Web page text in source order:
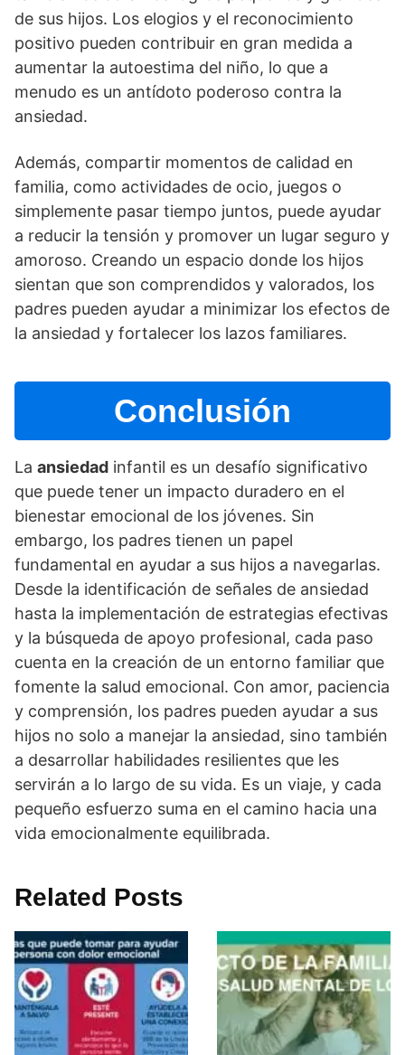
de sus hijos. Los elogios y el reconocimiento
positivo pueden contribuir en gran medida a
aumentar la autoestima del niño, lo que a
menudo es un antí­doto poderoso contra la
ansiedad.
Además, compartir momentos de calidad en
familia, como actividades de ocio, juegos o
simplemente pasar tiempo juntos, puede ayudar
a reducir la tensión y promover un lugar seguro y
amoroso. Creando un espacio donde los hijos
sientan que son comprendidos y valorados, los
padres pueden ayudar a minimizar los efectos de
la ansiedad y fortalecer los lazos familiares.
Conclusión
La ansiedad infantil es un desafí­o significativo
que puede tener un impacto duradero en el
bienestar emocional de los jóvenes. Sin
embargo, los padres tienen un papel
fundamental en ayudar a sus hijos a navegarlas.
Desde la identificación de señales de ansiedad
hasta la implementación de estrategias efectivas
y la búsqueda de apoyo profesional, cada paso
cuenta en la creación de un entorno familiar que
fomente la salud emocional. Con amor, paciencia
y comprensión, los padres pueden ayudar a sus
hijos no solo a manejar la ansiedad, sino también
a desarrollar habilidades resilientes que les
servirán a lo largo de su vida. Es un viaje, y cada
pequeño esfuerzo suma en el camino hacia una
vida emocionalmente equilibrada.
Related Posts